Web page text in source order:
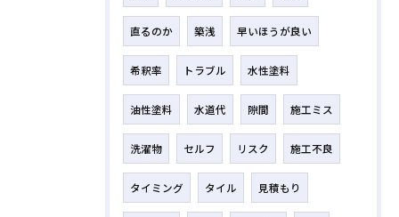
直るのか 築浅 早いほうが良い
希釈率 トラブル 水性塗料
油性塗料 水道代 隙間 施工ミス
洗濯物 セルフ リスク 施工不良
タイミング タイル 見積もり